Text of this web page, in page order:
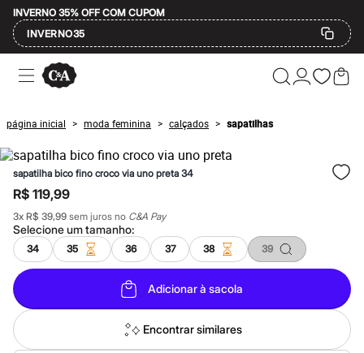
INVERNO 35% OFF COM CUPOM
INVERNO35
Ofertas
Compre por Departamento
Masculino
Infantil
Calçados
Mindse7
Plus Size
Até 20% off
Até 40% off
Até 60% off
A partir de 60% off
Feminino
Em alta
Inverno
Alfaiataria
Novidades
Roupas
Blusas e Camisetas
página inicial > moda feminina > calçados > sapatilhas
sapatilha bico fino croco via uno preta 34
R$ 119,99
3x R$ 39,99 sem juros no C&A Pay
Selecione umtamanho:
34 35 36 37 38 39
Adicionar à sacola
Encontrar similares